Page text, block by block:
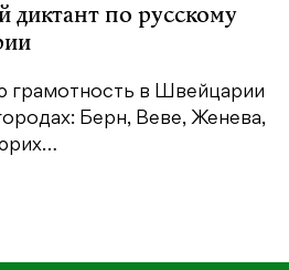
по русскому
грамотность в Швейцарии
Берн, Веве, Женева,